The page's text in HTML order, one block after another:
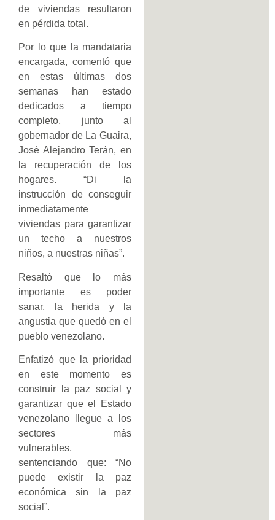
de viviendas resultaron
en pérdida total.
Por lo que la mandataria
encargada, comentó que
en estas últimas dos
semanas han estado
dedicados a tiempo
completo, junto al
gobernador de La Guaira,
José Alejandro Terán, en
la recuperación de los
hogares. “Di la
instrucción de conseguir
inmediatamente
viviendas para garantizar
un techo a nuestros
niños, a nuestras niñas”.
Resaltó que lo más
importante es poder
sanar, la herida y la
angustia que quedó en el
pueblo venezolano.
Enfatizó que la prioridad
en este momento es
construir la paz social y
garantizar que el Estado
venezolano llegue a los
sectores más
vulnerables,
sentenciando que: “No
puede existir la paz
económica sin la paz
social”.